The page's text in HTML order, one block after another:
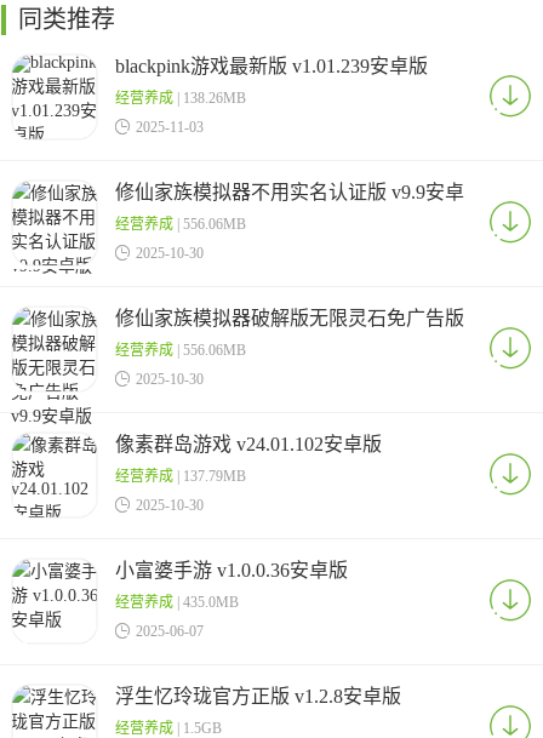
同类推荐
blackpink游戏最新版 v1.01.239安卓版
经营养成| 138.26MB
 2025-11-03
修仙家族模拟器不用实名认证版 v9.9安卓
版
经营养成| 556.06MB
 2025-10-30
修仙家族模拟器破解版无限灵石免广告版
v9.9安卓版
经营养成| 556.06MB
 2025-10-30
像素群岛游戏 v24.01.102安卓版
经营养成| 137.79MB
 2025-10-30
小富婆手游 v1.0.0.36安卓版
经营养成| 435.0MB
 2025-06-07
浮生忆玲珑官方正版 v1.2.8安卓版
经营养成| 1.5GB